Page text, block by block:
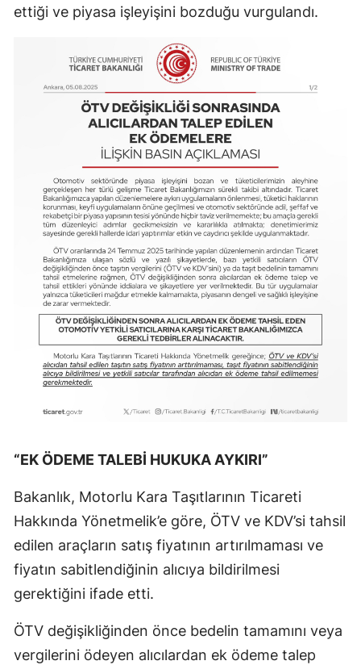
ettiği ve piyasa işleyişini bozduğu vurgulandı.
“EK ÖDEME TALEBİ HUKUKA AYKIRI”
Bakanlık, Motorlu Kara Taşıtlarının Ticareti
Hakkında Yönetmelik’e göre, ÖTV ve KDV’si tahsil
edilen araçların satış fiyatının artırılmaması ve
fiyatın sabitlendiğinin alıcıya bildirilmesi
gerektiğini ifade etti.
ÖTV değişikliğinden önce bedelin tamamını veya
vergilerini ödeyen alıcılardan ek ödeme talep